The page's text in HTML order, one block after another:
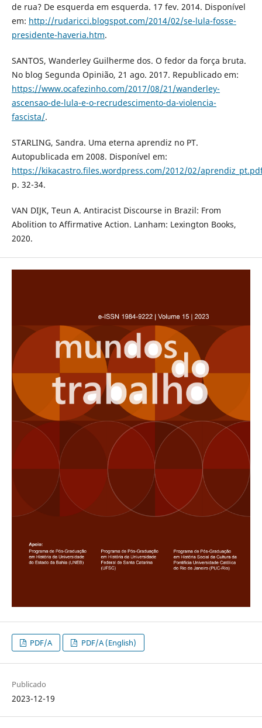
de rua? De esquerda em esquerda. 17 fev. 2014. Disponível
em: http://rudaricci.blogspot.com/2014/02/se-lula-fosse-
presidente-haveria.htm.
SANTOS, Wanderley Guilherme dos. O fedor da força bruta.
No blog Segunda Opinião, 21 ago. 2017. Republicado em:
https://www.ocafezinho.com/2017/08/21/wanderley-
ascensao-de-lula-e-o-recrudescimento-da-violencia-
fascista/.
STARLING, Sandra. Uma eterna aprendiz no PT.
Autopublicada em 2008. Disponível em:
https://kikacastro.files.wordpress.com/2012/02/
p. 32-34.
VAN DIJK, Teun A. Antiracist Discourse in Brazil: From
Abolition to Affirmative Action. Lanham: Lexington Books,
2020.
PDF/A PDF/A (English)
Publicado
2023-12-19